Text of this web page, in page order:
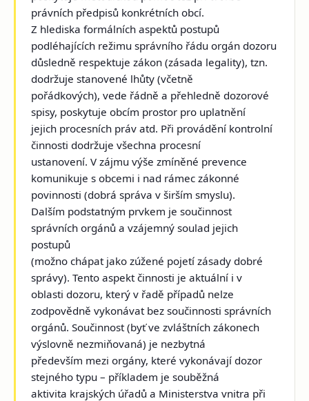
právních předpisů konkrétních obcí.
Z hlediska formálních aspektů postupů
podléhajících režimu správního řádu orgán dozoru
důsledně respektuje zákon (zásada legality), tzn.
dodržuje stanovené lhůty (včetně
pořádkových), vede řádně a přehledně dozorové
spisy, poskytuje obcím prostor pro uplatnění
jejich procesních práv atd. Při provádění kontrolní
činnosti dodržuje všechna procesní
ustanovení. V zájmu výše zmíněné prevence
komunikuje s obcemi i nad rámec zákonné
povinnosti (dobrá správa v širším smyslu).
Dalším podstatným prvkem je součinnost
správních orgánů a vzájemný soulad jejich
postupů
(možno chápat jako zúžené pojetí zásady dobré
správy). Tento aspekt činnosti je aktuální i v
oblasti dozoru, který v řadě případů nelze
zodpovědně vykonávat bez součinnosti správních
orgánů. Součinnost (byť ve zvláštních zákonech
výslovně nezmiňovaná) je nezbytná
především mezi orgány, které vykonávají dozor
stejného typu – příkladem je souběžná
aktivita krajských úřadů a Ministerstva vnitra při